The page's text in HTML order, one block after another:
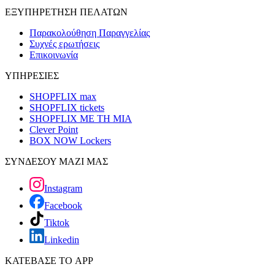
ΕΞΥΠΗΡΕΤΗΣΗ ΠΕΛΑΤΩΝ
Παρακολούθηση Παραγγελίας
Συχνές ερωτήσεις
Επικοινωνία
ΥΠΗΡΕΣΙΕΣ
SHOPFLIX max
SHOPFLIX tickets
SHOPFLIX ΜΕ ΤΗ ΜΙΑ
Clever Point
BOX NOW Lockers
ΣΥΝΔΕΣΟΥ ΜΑΖΙ ΜΑΣ
Instagram
Facebook
Tiktok
Linkedin
ΚΑΤΕΒΑΣΕ ΤΟ APP